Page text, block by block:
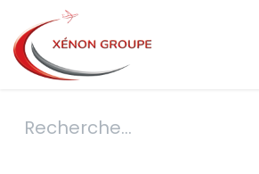
Se rendre au contenu